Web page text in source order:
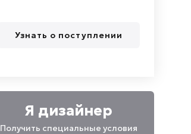
Узнать о поступлении
Я дизайнер
Получить специальные условия